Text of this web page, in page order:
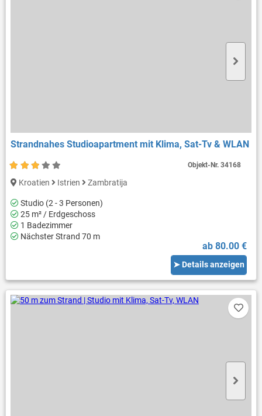
Strandnahes Studioapartment mit Klima, Sat-Tv & WLAN
Kroatien Istrien Zambratija
Studio (2 - 3 Personen)
25 m² / Erdgeschoss
1 Badezimmer
Nächster Strand 70 m
ab 80.00 €
➤ Details anzeigen
Objekt-Nr.34168